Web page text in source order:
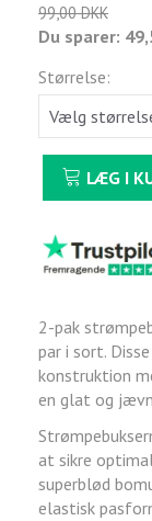
99,00 DKK
Du sparer:
Størrelse:
LÆG I
2-pak
par i sort.
konstruktion
en glat og
at sikre
superblød
elastisk